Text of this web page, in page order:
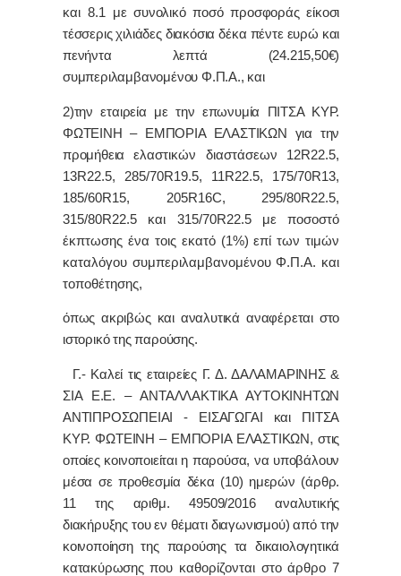
και 8.1 με συνολικό ποσό προσφοράς είκοσι
τέσσερις χιλιάδες διακόσια δέκα πέντε ευρώ και
πενήντα λεπτά (24.215,50€)
συμπεριλαμβανομένου Φ.Π.Α., και
2)την εταιρεία με την επωνυμία ΠΙΤΣΑ ΚΥΡ.
ΦΩΤΕΙΝΗ – ΕΜΠΟΡΙΑ ΕΛΑΣΤΙΚΩΝ για την
προμήθειαελαστικών διαστάσεων 12R22.5,
13R22.5, 285/70R19.5, 11R22.5, 175/70R13,
185/60R15, 205R16C, 295/80R22.5,
315/80R22.5 και 315/70R22.5 με ποσοστό
έκπτωσης ένα τοις εκατό (1%) επί των τιμών
καταλόγου συμπεριλαμβανομένου Φ.Π.Α. και
τοποθέτησης,
όπως ακριβώς και αναλυτικά αναφέρεται στο
ιστορικό της παρούσης.
Γ.- Καλεί τις εταιρείες Γ. Δ. ΔΑΛΑΜΑΡΙΝΗΣ &
ΣΙΑ Ε.Ε. – ΑΝΤΑΛΛΑΚΤΙΚΑ ΑΥΤΟΚΙΝΗΤΩΝ
ΑΝΤΙΠΡΟΣΩΠΕΙΑΙ - ΕΙΣΑΓΩΓΑΙ
και
ΠΙΤΣΑ
ΚΥΡ. ΦΩΤΕΙΝΗ – ΕΜΠΟΡΙΑ ΕΛΑΣΤΙΚΩΝ, στις
οποίες κοινοποιείται η παρούσα, να υποβάλουν
μέσα σε προθεσμία δέκα (10) ημερών (άρθρ.
11 της αριθμ. 49509/2016 αναλυτικής
διακήρυξης του εν θέματι διαγωνισμού) από την
κοινοποίηση της παρούσης τα δικαιολογητικά
κατακύρωσηςπου καθορίζονται στο άρθρο 7